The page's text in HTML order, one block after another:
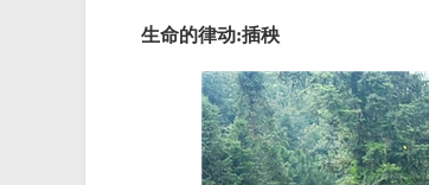
生命的律动:插秧